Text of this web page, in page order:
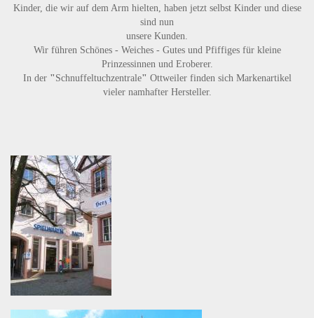
Kinder, die wir auf dem Arm hielten, haben jetzt selbst Kinder und diese
sind nun
unsere Kunden.
Wir führen Schönes - Weiches - Gutes und Pfiffigesfür kleine
Prinzessinnen und Eroberer.
In der " Schnuffeltuchzentrale" Ottweiler finden sich Markenartikel
vieler namhafter Hersteller.